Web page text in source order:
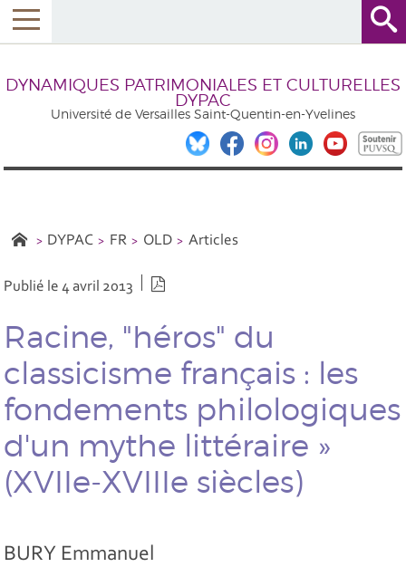
DYNAMIQUES PATRIMONIALES ET CULTURELLES
DYPAC
Université de Versailles Saint-Quentin-en-Yvelines
DYPAC FR OLD Articles
Publié le 4 avril 2013
Racine, "héros" du
classicisme français : les
fondements philologiques
d'un mythe littéraire »
(XVIIe-XVIIIe siècles)
BURY Emmanuel